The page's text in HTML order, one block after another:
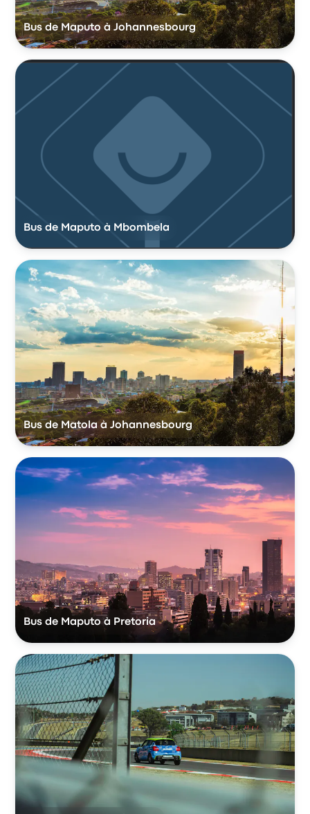
Bus de Maputo à Johannesbourg
Bus de Maputo à Mbombela
Bus de Matola à Johannesbourg
Bus de Maputo à Pretoria